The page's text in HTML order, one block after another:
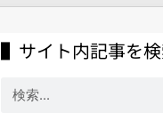
▌サイト内記事を